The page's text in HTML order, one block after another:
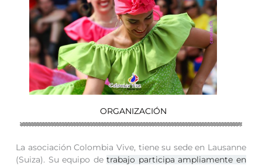
ORGANIZACIÓN
La asociación Colombia Vive, tiene su sede en Lausanne
(Suiza). Su equipo detrabajo participa ampliamente en